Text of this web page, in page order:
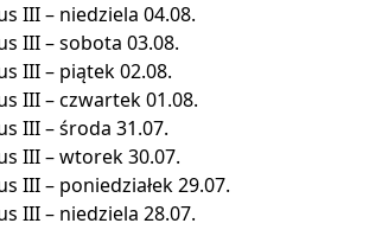
III – niedziela 04.08.
III – sobota 03.08.
III – piątek 02.08.
III – czwartek 01.08.
III – środa 31.07.
III – wtorek 30.07.
III – poniedziałek 29.07.
III – niedziela 28.07.